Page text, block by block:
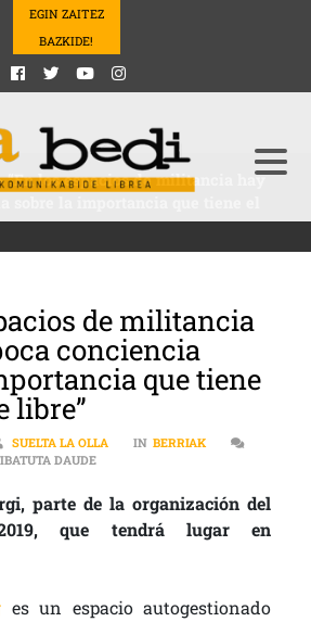
EGIN ZAITEZ
BAZKIDE!
“En los espacios de militancia hay
de militancia
conciencia
que tiene
libre”
SUELTA LA OLLA IN BERRIAK
DAUDE“EN LOS ESPACIOS DE MILITANCIA
parte de la organización del
que tendrá lugar en
es un espacio autogestionado